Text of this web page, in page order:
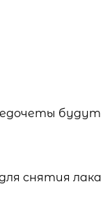
будут
снятия лака